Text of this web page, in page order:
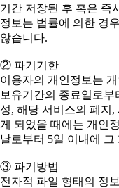
기간 저장된 후 혹은 즉
정보는 법률에 의한 경
않습니다.
② 파기기한
이용자의 개인정보는
보유기간의 종료일로
성, 해당 서비스의 폐지
게 되었을 때에는 개인
날로부터 5일 이내에
③ 파기방법
전자적 파일 형태의 정